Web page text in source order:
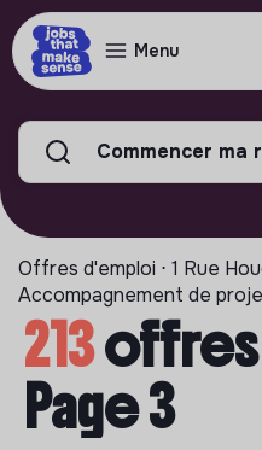
Menu
Commencer ma
Offres d'emploi ⋅ 1 Rue
Accompagnement de
213offres
Page 3